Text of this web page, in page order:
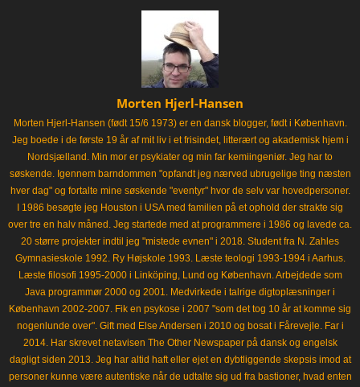
Morten Hjerl-Hansen
Morten Hjerl-Hansen (født 15/6 1973) er en dansk blogger, født i København.
Jeg boede i de første 19 år af mit liv i et frisindet, litterært og akademisk hjem i
Nordsjælland. Min mor er psykiater og min far kemiingeniør. Jeg har to
søskende. Igennem barndommen "opfandt jeg nærved ubrugelige ting næsten
hver dag" og fortalte mine søskende "eventyr" hvor de selv var hovedpersoner.
I 1986 besøgte jeg Houston i USA med familien på et ophold der strakte sig
over tre en halv måned. Jeg startede med at programmere i 1986 og lavede ca.
20 større projekter indtil jeg "mistede evnen" i 2018. Student fra N. Zahles
Gymnasieskole 1992. Ry Højskole 1993. Læste teologi 1993-1994 i Aarhus.
Læste filosofi 1995-2000 i Linköping, Lund og København. Arbejdede som
Java programmør 2000 og 2001. Medvirkede i talrige digtoplæsninger i
København 2002-2007. Fik en psykose i 2007 "som det tog 10 år at komme sig
nogenlunde over". Gift med Else Andersen i 2010 og bosat i Fårevejle. Far i
2014. Har skrevet netavisen The Other Newspaper på dansk og engelsk
dagligt siden 2013. Jeg har altid haft eller ejet en dybtliggende skepsis imod at
personer kunne være autentiske når de udtalte sig ud fra bastioner, hvad enten